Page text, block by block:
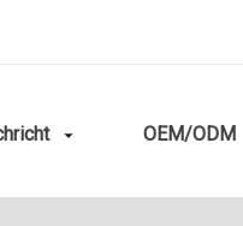
OEM/ODM